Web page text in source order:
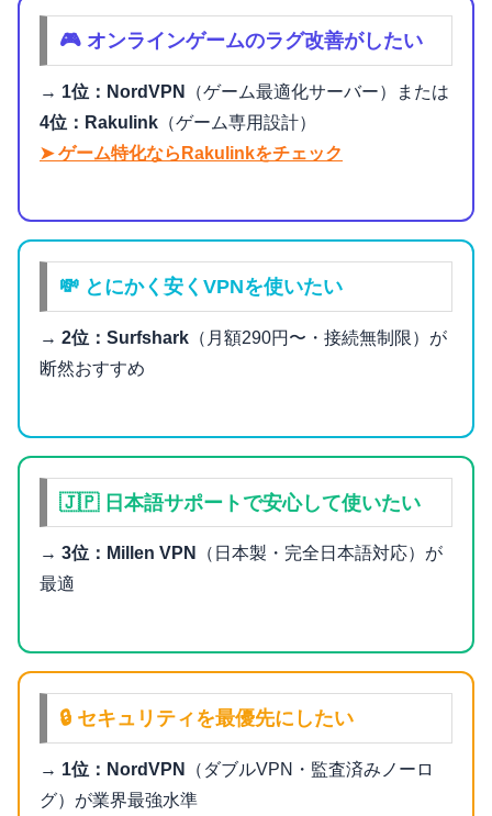
🎮 オンラインゲームのラグ改善がしたい
→ 1位：NordVPN
（ゲーム最適化サーバー）または
4位：Rakulink （ゲーム専用設計）
➤ ゲーム特化ならRakulinkをチェック
💸 とにかく安くVPNを使いたい
→ 2位：Surfshark （月額290円〜・接続無制限）が
断然おすすめ
🇯🇵 日本語サポートで安心して使いたい
→ 3位：Millen VPN
（日本製・完全日本語対応）が
最適
🔒 セキュリティを最優先にしたい
→ 1位：NordVPN
（ダブルVPN・監査済みノーロ
グ）が業界最強水準